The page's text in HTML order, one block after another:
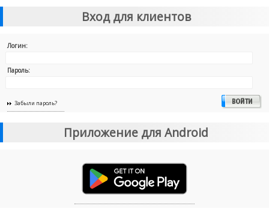
Вход для клиентов
Логин:
Пароль:
Забыли пароль?
Приложение для Android